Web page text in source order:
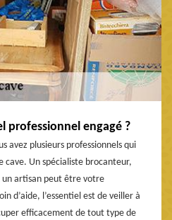
professionnel engagé ?
avez plusieurs professionnels qui
cave. Un spécialiste brocanteur,
un artisan peut être votre
d’aide, l’essentiel est de veiller à
efficacement de tout type de